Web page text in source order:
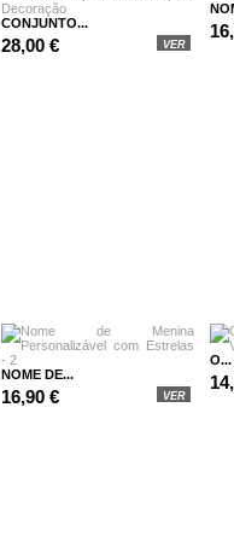
CONJUNTO...
28,00 € VER
NOME DE...
16,90 € VER
O...